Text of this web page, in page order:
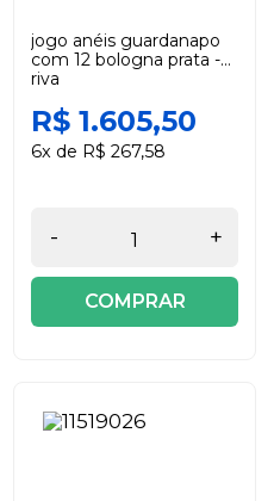
jogo anéis guardanapo
com 12 bologna prata -
riva
R$ 1.605,50
6x de R$ 267,58
- +
COMPRAR